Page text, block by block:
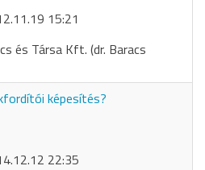
15:21
és Társa Kft. (dr. Baracs
képesítés?
22:35